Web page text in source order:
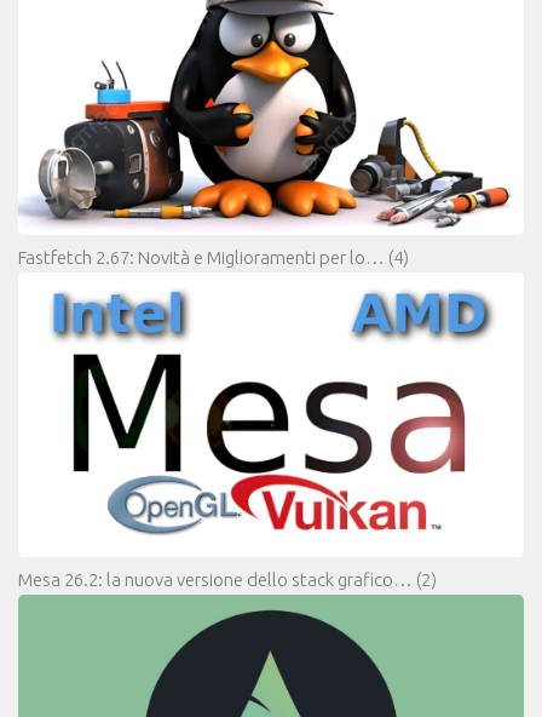
Fastfetch 2.67: Novità e Miglioramenti per lo… (4)
Mesa 26.2: la nuova versione dello stack grafico… (2)